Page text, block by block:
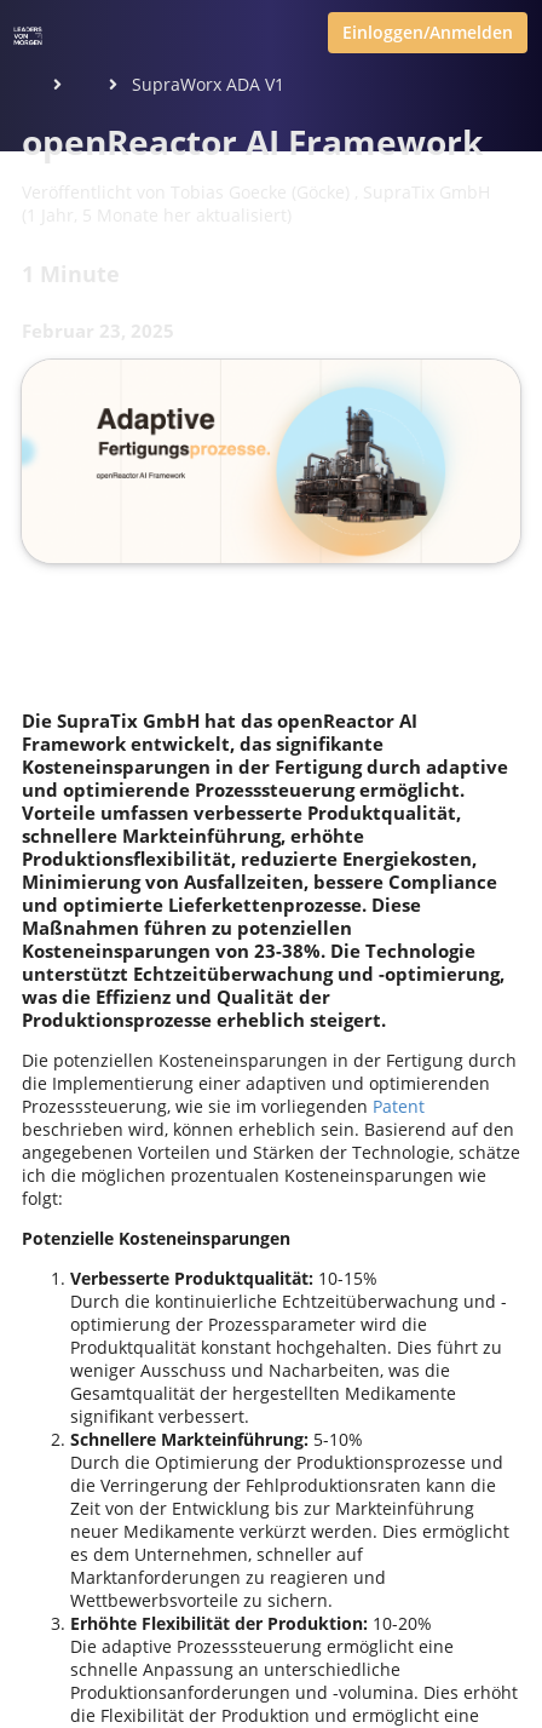
Einloggen/Anmelden
SupraWorx ADA V1
openReactor AI Framework
Die SupraTix GmbH hat das openReactor AI
Framework entwickelt, das signifikante
Kosteneinsparungen in der Fertigung durch adaptive
und optimierende Prozesssteuerung ermöglicht.
Vorteile umfassen verbesserte Produktqualität,
schnellere Markteinführung, erhöhte
Produktionsflexibilität, reduzierte Energiekosten,
Minimierung von Ausfallzeiten, bessere Compliance
und optimierte Lieferkettenprozesse. Diese
Maßnahmen führen zu potenziellen
Kosteneinsparungen von 23-38%. Die Technologie
unterstützt Echtzeitüberwachung und -optimierung,
was die Effizienz und Qualität der
Produktionsprozesse erheblich steigert.
Die potenziellen Kosteneinsparungen in der Fertigung durch
die Implementierung einer adaptiven und optimierenden
Prozesssteuerung, wie sie im vorliegenden Patent
beschrieben wird, können erheblich sein. Basierend auf den
angegebenen Vorteilen und Stärken der Technologie, schätze
ich die möglichen prozentualen Kosteneinsparungen wie
folgt:
Potenzielle Kosteneinsparungen
Verbesserte Produktqualität:10-15%
Durch die kontinuierliche Echtzeitüberwachung und -
optimierung der Prozessparameter wird die
Produktqualität konstant hochgehalten. Dies führt zu
weniger Ausschuss und Nacharbeiten, was die
Gesamtqualität der hergestellten Medikamente
signifikant verbessert.
Schnellere Markteinführung:5-10%
Durch die Optimierung der Produktionsprozesse und
die Verringerung der Fehlproduktionsraten kann die
Zeit von der Entwicklung bis zur Markteinführung
neuer Medikamente verkürzt werden. Dies ermöglicht
es dem Unternehmen, schneller auf
Marktanforderungen zu reagieren und
Wettbewerbsvorteile zu sichern.
Erhöhte Flexibilität der Produktion: 10-20%
Die adaptive Prozesssteuerung ermöglicht eine
schnelle Anpassung an unterschiedliche
Produktionsanforderungen und -volumina. Dies erhöht
die Flexibilität der Produktion und ermöglicht eine